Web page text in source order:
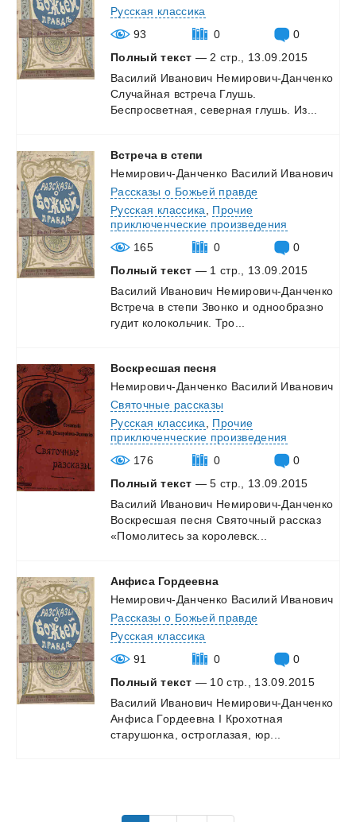
Русская классика
93
0
0
Полный текст — 2 стр., 13.09.2015
Василий Иванович Немирович-Данченко
Случайная встреча Глушь.
Беспросветная,
северная глушь. Из...
Встреча в степи
Немирович-Данченко Василий Иванович
Рассказы о Божьей правде
Русская классика
Прочие
приключенческие произведения
165
0
0
Полный текст — 1 стр., 13.09.2015
Василий Иванович Немирович-Данченко
Встреча в степи Звонко и однообразно
гудит колокольчик. Тро...
Воскресшая песня
Немирович-Данченко Василий Иванович
Святочные рассказы
Русская классика
Прочие
приключенческие произведения
176
0
0
Полный текст — 5 стр., 13.09.2015
Василий Иванович Немирович-Данченко
Воскресшая песня Святочный рассказ
«Помолитесь за королевск...
Анфиса Гордеевна
Немирович-Данченко Василий Иванович
Рассказы о Божьей правде
Русская классика
91
0
0
Полный текст — 10 стр., 13.09.2015
Василий Иванович Немирович-Данченко
Анфиса Гордеевна I Крохотная
старушонка,
остроглазая, юр...